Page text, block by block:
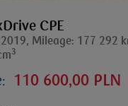
CPE
Mileage: 177 292
3
110 600,00 PLN